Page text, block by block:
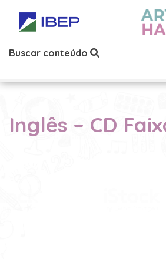
Buscar conteúdo
Inglês – CD